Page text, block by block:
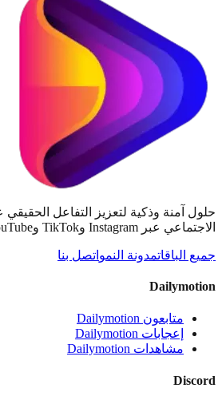
الحقيقي على وسائل التواصل